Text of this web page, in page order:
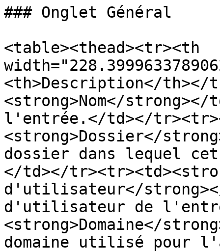
### Onglet Général
<table><thead><tr><th
<th>Description</th></
<strong>Nom</
l'entrée.</td></
<strong>Dossier</
dossier dans lequel
</td></
d'utilisateur</
d'utilisateur de
<strong>Domaine</
domaine utilisé pour